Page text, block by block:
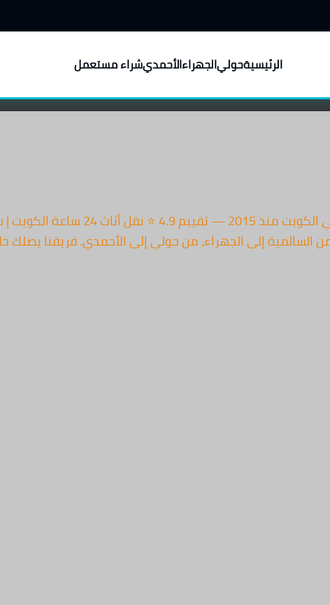
الرئيسيةحوليالجهراءالأحمديشراء مستعمل
إلى الجهراء، من حولي إلى الأحمدي. فريقنا يصلك خلال 60 دقيقة